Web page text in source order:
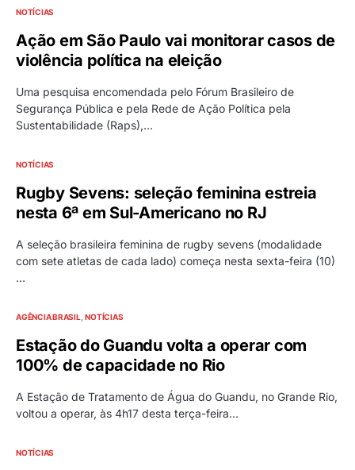
NOTÍCIAS
Ação em São Paulo vai monitorar casos de
violência política na eleição
Uma pesquisa encomendada pelo Fórum Brasileiro de
Segurança Pública e pela Rede de Ação Política pela
Sustentabilidade (Raps),…
NOTÍCIAS
Rugby Sevens: seleção feminina estreia
nesta 6ª em Sul-Americano no RJ
A seleção brasileira feminina de rugby sevens (modalidade
com sete atletas de cada lado) começa nesta sexta-feira (10)
…
AGÊNCIA BRASIL NOTÍCIAS
Estação do Guandu volta a operar com
100% de capacidade no Rio
A Estação de Tratamento de Água do Guandu, no Grande Rio,
voltou a operar, às 4h17 desta terça-feira…
NOTÍCIAS